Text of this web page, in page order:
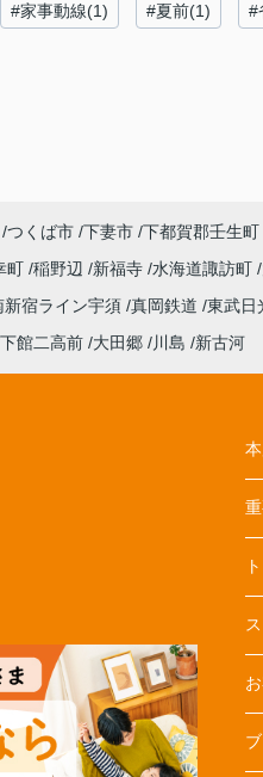
#家事動線(1) #夏前(1) #
つくば市 下妻市 下都賀郡壬生町
町 稲野辺 新福寺 水海道諏訪町
新宿ライン宇須 真岡鉄道 東武日
下館二高前 大田郷 川島 新古河